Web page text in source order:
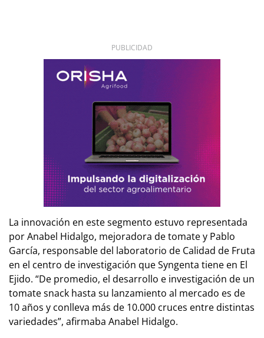
PUBLICIDAD
La innovación en este segmento estuvo representada
por Anabel Hidalgo, mejoradora de tomate y Pablo
García, responsable del laboratorio de Calidad de Fruta
en el centro de investigación que Syngenta tiene en El
Ejido. “De promedio, el desarrollo e investigación de un
tomate snack hasta su lanzamiento al mercado es de
10 años y conlleva más de 10.000 cruces entre distintas
variedades”, afirmaba Anabel Hidalgo.